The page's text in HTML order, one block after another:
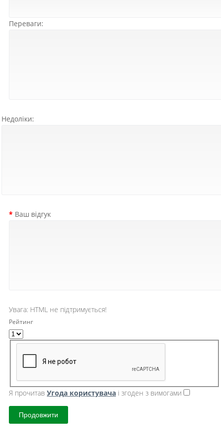
Переваги:
Недоліки:
Ваш відгук
Увага: HTML не підтримується!
Рейтинг
Я прочитав Угода користувача і згоден з вимогами
Продовжити